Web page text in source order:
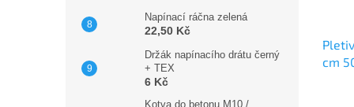
Napínací ráčna zelená
22,50 Kč
Držák napínacího drátu černý
+ TEX
6 Kč
Kotva do betonu M10 /
cm